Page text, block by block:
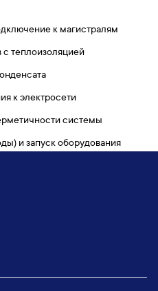
к магистралям
с теплоизоляцией
к электросети
системы
и запуск оборудования